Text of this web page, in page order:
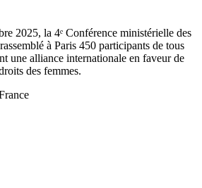
2025, la 4ᵉ Conférence ministérielle des
à Paris 450 participants de tous
une alliance internationale en faveur de
des femmes.